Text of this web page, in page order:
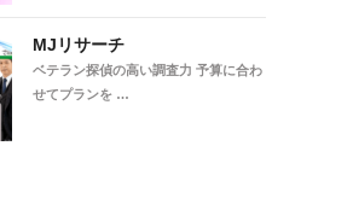
MJリサーチ
ベテラン探偵の高い調査力 予算に合わ
せてプランを …